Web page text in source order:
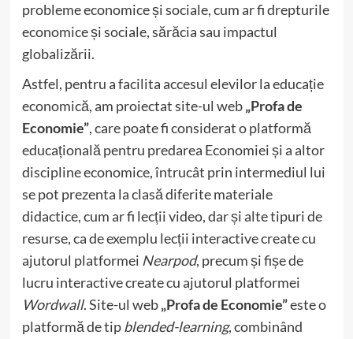
probleme economice și sociale, cum ar fi drepturile
economice și sociale, sărăcia sau impactul
globalizării.
Astfel, pentru a facilita accesul elevilor la educație
economică, am proiectat site-ul web„Profa de
Economie”, care poate fi considerat o platformă
educațională pentru predarea Economiei și a altor
discipline economice, întrucât prin intermediul lui
se pot prezenta la clasă diferite materiale
didactice, cum ar fi lecții video, dar și alte tipuri de
resurse, ca de exemplu lecții interactive create cu
ajutorul platformei Nearpod, precum și fișe de
lucru interactive create cu ajutorul platformei
Wordwall. Site-ul web„Profa de Economie”este o
platformă de tipblended-learning, combinând